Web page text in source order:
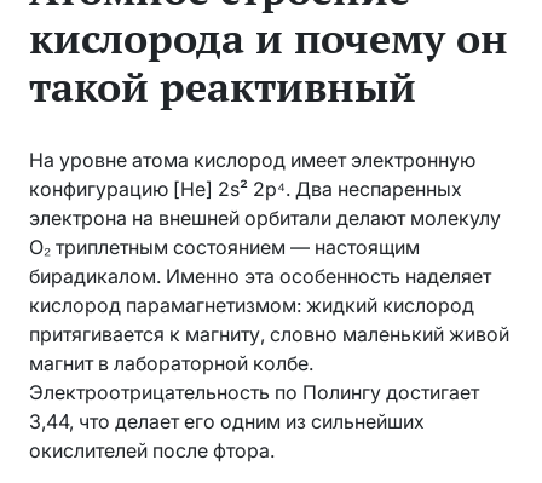
кислорода и почему он
такой реактивный
На уровне атома кислород имеет электронную
конфигурацию [He] 2s² 2p⁴. Два неспаренных
электрона на внешней орбитали делают молекулу
O₂ триплетным состоянием — настоящим
бирадикалом. Именно эта особенность наделяет
кислород парамагнетизмом: жидкий кислород
притягивается к магниту, словно маленький живой
магнит в лабораторной колбе.
Электроотрицательность по Полингу достигает
3,44, что делает его одним из сильнейших
окислителей после фтора.